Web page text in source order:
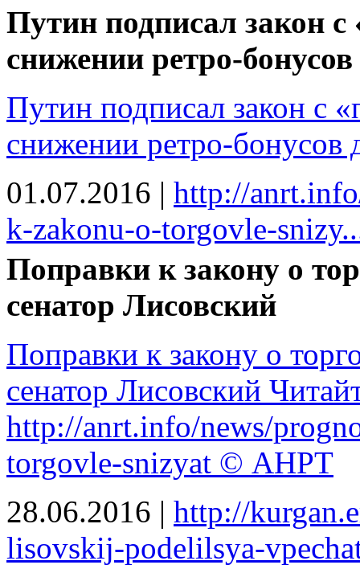
Путин подписал закон
снижении ретро-
Путин подписал закон с
снижении ретро-бонусов
01.07.2016 | http://
k-zakonu-o-torgovle-
Поправки к закону о
сенатор Лисовский
Поправки к закону о
сенатор Лисовский
http://anrt.info/news/
torgovle-snizyat © АНРТ
28.06.2016 | http://
lisovskij-podelilsya-